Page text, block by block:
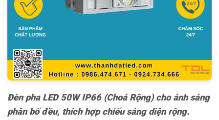
Đèn pha LED 50W IP66 (Choá Rộng) cho ánh sáng
phân bố đều, thích hợp chiếu sáng diện rộng.